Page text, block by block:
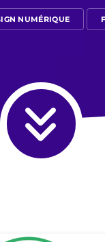
NUMÉRIQUE